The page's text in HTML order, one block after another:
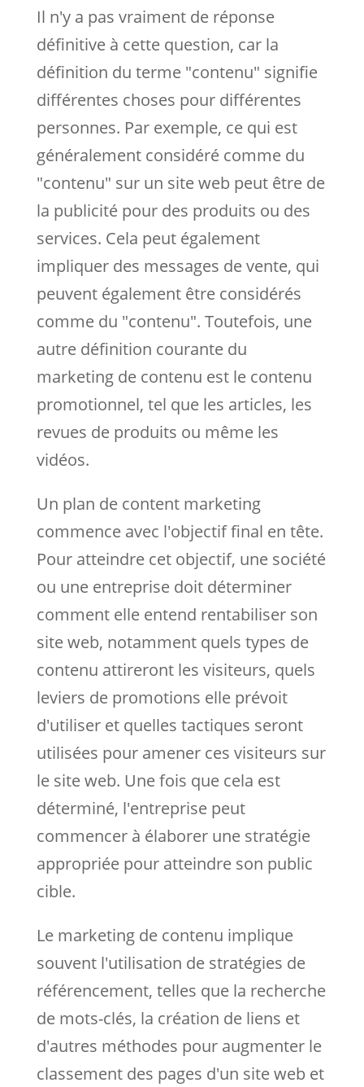
Il n'y a pas vraiment de réponse
définitive à cette question, car la
définition du terme "contenu" signifie
différentes choses pour différentes
personnes. Par exemple, ce qui est
généralement considéré comme du
"contenu" sur un site web peut être de
la publicité pour des produits ou des
services. Cela peut également
impliquer des messages de vente, qui
peuvent également être considérés
comme du "contenu". Toutefois, une
autre définition courante du
marketing de contenu est le contenu
promotionnel, tel que les articles, les
revues de produits ou même les
vidéos.
Un plan de content marketing
commence avec l'objectif final en tête.
Pour atteindre cet objectif, une société
ou une entreprise doit déterminer
comment elle entend rentabiliser son
site web, notamment quels types de
contenu attireront les visiteurs, quels
leviers de promotions elle prévoit
d'utiliser et quelles tactiques seront
utilisées pour amener ces visiteurs sur
le site web. Une fois que cela est
déterminé, l'entreprise peut
commencer à élaborer une stratégie
appropriée pour atteindre son public
cible.
Le marketing de contenu implique
souvent l'utilisation de stratégies de
référencement, telles que la recherche
de mots-clés, la création de liens et
d'autres méthodes pour augmenter le
classement des pages d'un site web et